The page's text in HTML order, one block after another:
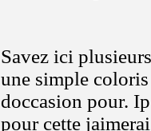
Savez ici
une simple
doccasion pour.
pour cette